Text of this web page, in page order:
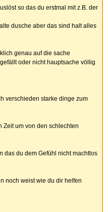
so das du erstmal mit z.B. der
dusche aber das sind halt alles
genau auf die sache
oder nicht hauptsache völlig
verschieden starke dinge zum
Zeit um von den schlechten
das du dem Gefühl nicht machtlos
noch weist wie du dir helfen